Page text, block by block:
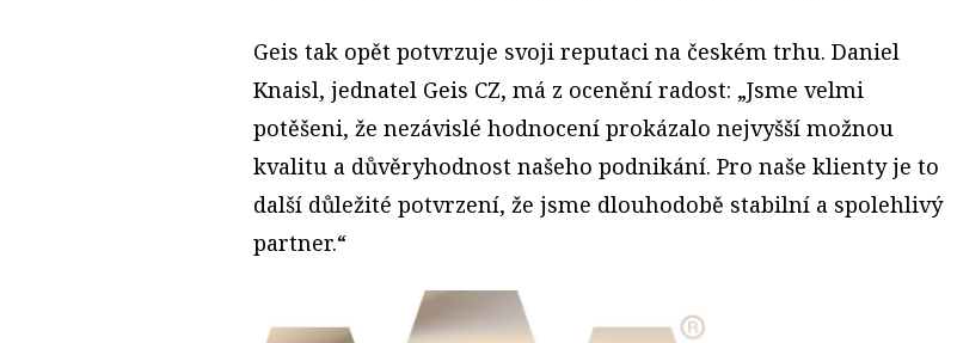
Geis tak opět potvrzuje svoji reputaci na českém trhu. Daniel
Knaisl, jednatel Geis CZ, má z ocenění radost: „Jsme velmi
potěšeni, že nezávislé hodnocení prokázalo nejvyšší možnou
kvalitu a důvěryhodnost našeho podnikání. Pro naše klienty je to
další důležité potvrzení, že jsme dlouhodobě stabilní a spolehlivý
partner.“